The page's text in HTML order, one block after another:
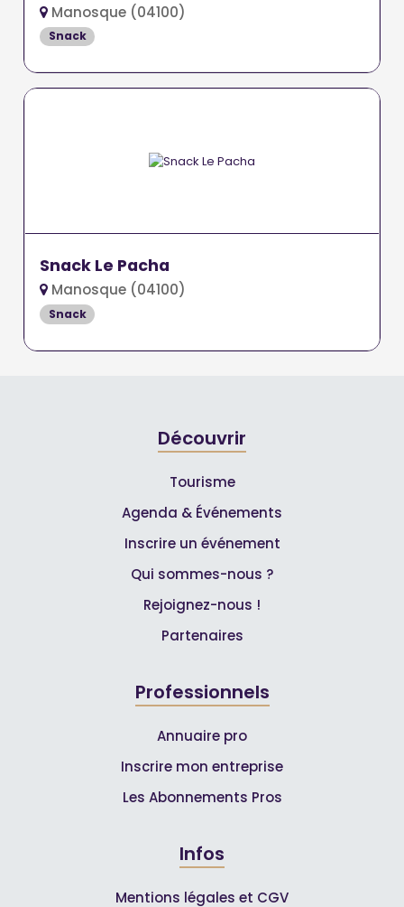
Manosque (04100)
Snack
Snack Le Pacha
Manosque (04100)
Snack
Découvrir
Tourisme
Agenda & Événements
Inscrire un événement
Qui sommes-nous ?
Rejoignez-nous !
Partenaires
Professionnels
Annuaire pro
Inscrire mon entreprise
Les Abonnements Pros
Infos
Mentions légales et CGV